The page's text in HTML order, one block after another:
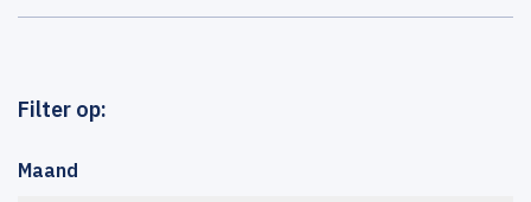
Filter op:
Maand